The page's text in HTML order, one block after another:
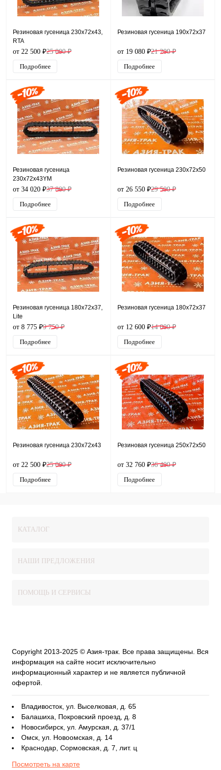
Резиновая гусеница 230x72x43,
RTA
от 22 500 ₽25 000 ₽
Подробнее
Резиновая гусеница 190x72x37
от 19 080 ₽21 200 ₽
Подробнее
Резиновая гусеница
230x72x43YM
от 34 020 ₽37 800 ₽
Подробнее
Резиновая гусеница 230x72x50
от 26 550 ₽29 500 ₽
Подробнее
Резиновая гусеница 180x72x37,
Lite
от 8 775 ₽9 750 ₽
Подробнее
Резиновая гусеница 180x72x37
от 12 600 ₽14 000 ₽
Подробнее
Резиновая гусеница 230x72x43
от 22 500 ₽25 000 ₽
Подробнее
Резиновая гусеница 250x72x50
от 32 760 ₽36 400 ₽
Подробнее
КАТАЛОГ
НАШИ ПРЕДЛОЖЕНИЯ
ПОМОЩЬ И СЕРВИСЫ
Copyright 2013-2025 © Азия-трак. Все права защищены. Вся
информация на сайте носит исключительно
информационный характер и не является публичной
офертой.
Владивосток, ул. Выселковая, д. 65
Балашиха, Покровский проезд, д. 8
Новосибирск, ул. Амурская, д. 37/1
Омск, ул. Новоомская, д. 14
Краснодар, Сормовская, д. 7, лит. ц
Посмотреть на карте